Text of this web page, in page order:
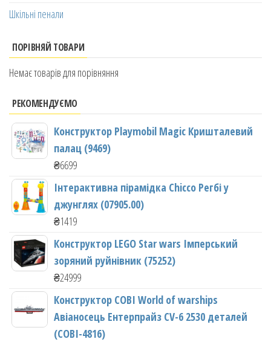
Шкільні пенали
ПОРІВНЯЙ ТОВАРИ
Немає товарів для порівняння
РЕКОМЕНДУЄМО
Конструктор Playmobil Magic Кришталевий
палац (9469)
₴6699
Інтерактивна пірамідка Chicco Регбі у
джунглях (07905.00)
₴1419
Конструктор LEGO Star wars Імперський
зоряний руйнівник (75252)
₴24999
Конструктор COBI World of warships
Авіаносець Ентерпрайз CV-6 2530 деталей
(COBI-4816)